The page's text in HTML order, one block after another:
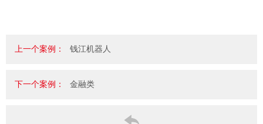
上一个案例： 钱江机器人
下一个案例： 金融类